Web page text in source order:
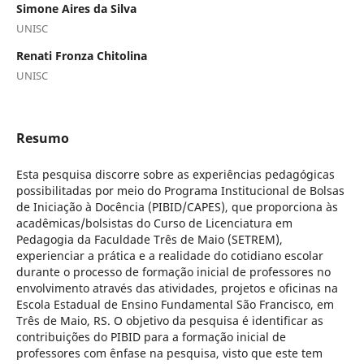
Simone Aires da Silva
UNISC
Renati Fronza Chitolina
UNISC
Resumo
Esta pesquisa discorre sobre as experiências pedagógicas
possibilitadas por meio do Programa Institucional de Bolsas
de Iniciação à Docência (PIBID/CAPES), que proporciona às
acadêmicas/bolsistas do Curso de Licenciatura em
Pedagogia da Faculdade Três de Maio (SETREM),
experienciar a prática e a realidade do cotidiano escolar
durante o processo de formação inicial de professores no
envolvimento através das atividades, projetos e oficinas na
Escola Estadual de Ensino Fundamental São Francisco, em
Três de Maio, RS. O objetivo da pesquisa é identificar as
contribuições do PIBID para a formação inicial de
professores com ênfase na pesquisa, visto que este tem